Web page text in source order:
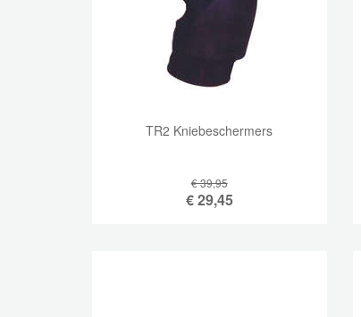
TR2 Kniebeschermers
€ 39,95
€29,45